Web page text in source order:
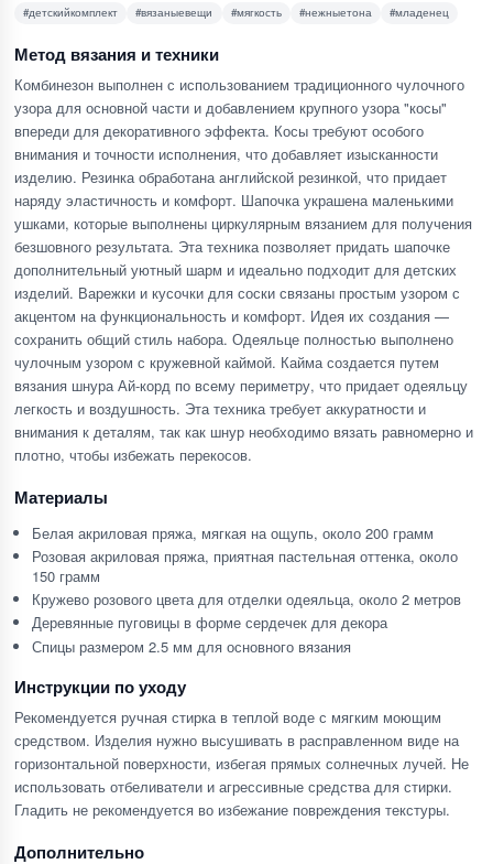
#детскийкомплект #вязаныевещи #мягкость #нежныетона #младенец
Метод вязания и техники
Комбинезон выполнен с использованием традиционного чулочного
узора для основной части и добавлением крупного узора "косы"
впереди для декоративного эффекта. Косы требуют особого
внимания и точности исполнения, что добавляет изысканности
изделию. Резинка обработана английской резинкой, что придает
наряду эластичность и комфорт. Шапочка украшена маленькими
ушками, которые выполнены циркулярным вязанием для получения
безшовного результата. Эта техника позволяет придать шапочке
дополнительный уютный шарм и идеально подходит для детских
изделий. Варежки и кусочки для соски связаны простым узором с
акцентом на функциональность и комфорт. Идея их создания —
сохранить общий стиль набора. Одеяльце полностью выполнено
чулочным узором с кружевной каймой. Кайма создается путем
вязания шнура Ай-корд по всему периметру, что придает одеяльцу
легкость и воздушность. Эта техника требует аккуратности и
внимания к деталям, так как шнур необходимо вязать равномерно и
плотно, чтобы избежать перекосов.
Материалы
Белая акриловая пряжа, мягкая на ощупь, около 200 грамм
Розовая акриловая пряжа, приятная пастельная оттенка, около
150 грамм
Кружево розового цвета для отделки одеяльца, около 2 метров
Деревянные пуговицы в форме сердечек для декора
Спицы размером 2.5 мм для основного вязания
Инструкции по уходу
Рекомендуется ручная стирка в теплой воде с мягким моющим
средством. Изделия нужно высушивать в расправленном виде на
горизонтальной поверхности, избегая прямых солнечных лучей. Не
использовать отбеливатели и агрессивные средства для стирки.
Гладить не рекомендуется во избежание повреждения текстуры.
Дополнительно